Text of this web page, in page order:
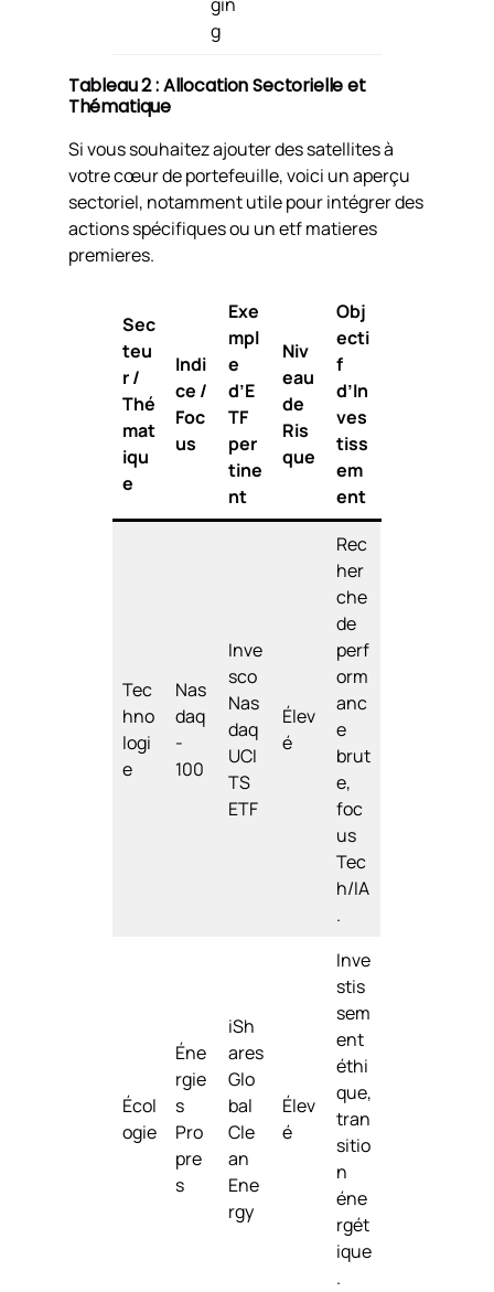
g
Tableau 2 : Allocation Sectorielle et
Thématique
Si vous souhaitez ajouter des satellites à
votre cœur de portefeuille, voici un aperçu
sectoriel, notamment utile pour intégrer des
actions spécifiques ou un etf matieres
premieres.
Sec
teu
r /
Thé
mat
iqu
e
Indi
ce /
Foc
us
Exe
mpl
e
d’E
TF
per
tine
nt
Niv
eau
de
Ris
que
Obj
ecti
f
d’In
ves
tiss
em
ent
Tec
hno
logi
e
Nas
daq
-
100
Inve
sco
Nas
daq
UCI
TS
ETF
Élev
é
Rec
her
che
de
perf
orm
anc
e
brut
e,
foc
us
Tec
h/IA
.
Écol
ogie
Éne
rgie
s
Pro
pre
s
iSh
ares
Glo
bal
Cle
an
Ene
rgy
Élev
é
Inve
stis
sem
ent
éthi
que,
tran
sitio
n
éne
rgét
ique
.